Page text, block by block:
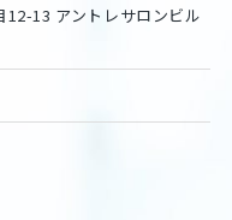
12-13 アントレサロンビル